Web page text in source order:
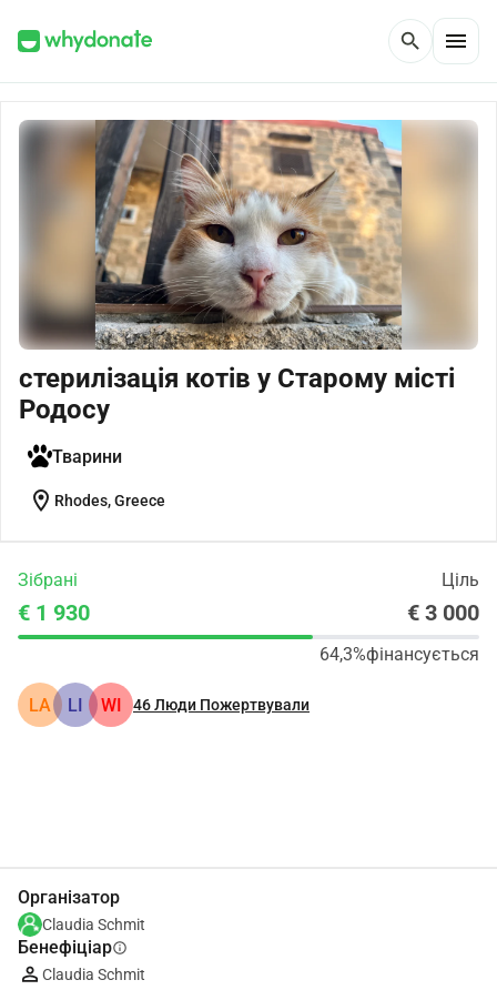
search menu
стерилізація котів у Старому місті
Родосу
Тварини
location_on Rhodes, Greece
Зібрані Ціль
€ 1 930 € 3 000
64,3%фінансується
LA LI WI 46Люди Пожертвували
Організатор
Claudia Schmit
Бенефіціарinfo
Claudia Schmit